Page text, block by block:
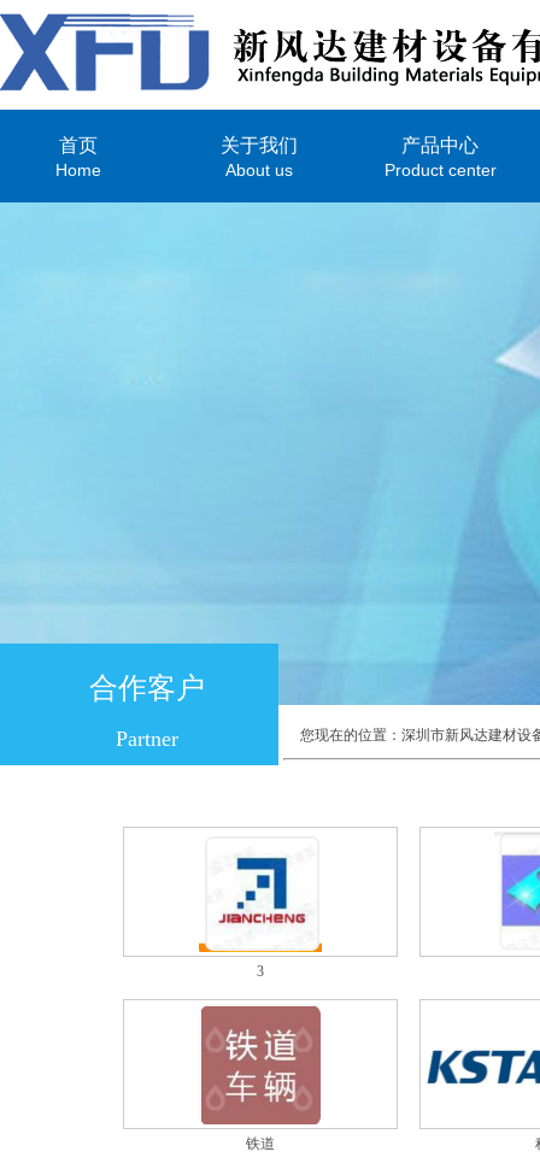
合作客户
Partner 您现在的位置： 深圳市新风达建材设
Home
首页
About us
关于我们
Product center
产品中心
3
铁道